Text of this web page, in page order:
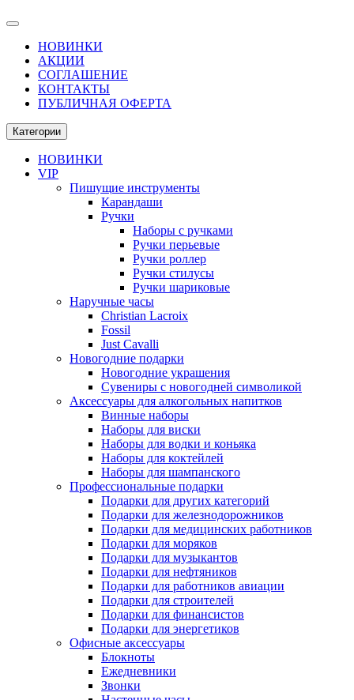
НОВИНКИ
АКЦИИ
СОГЛАШЕНИЕ
КОНТАКТЫ
ПУБЛИЧНАЯ ОФЕРТА
Категории
НОВИНКИ
VIP
Пишущие инструменты
Карандаши
Ручки
Наборы с ручками
Ручки перьевые
Ручки роллер
Ручки стилусы
Ручки шариковые
Наручные часы
Christian Lacroix
Fossil
Just Cavalli
Новогодние подарки
Новогодние украшения
Сувениры с новогодней символикой
Аксессуары для алкогольных напитков
Винные наборы
Наборы для виски
Наборы для водки и коньяка
Наборы для коктейлей
Наборы для шампанского
Профессиональные подарки
Подарки для других категорий
Подарки для железнодорожников
Подарки для медицинских работников
Подарки для моряков
Подарки для музыкантов
Подарки для нефтяников
Подарки для работников авиации
Подарки для строителей
Подарки для финансистов
Подарки для энергетиков
Офисные аксессуары
Блокноты
Ежедневники
Звонки